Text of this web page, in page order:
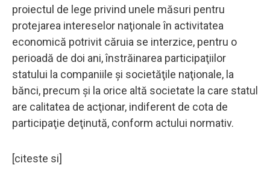
proiectul de lege privind unele măsuri pentru
protejarea intereselor naţionale în activitatea
economică potrivit căruia se interzice, pentru o
perioadă de doi ani, înstrăinarea participaţiilor
statului la companiile şi societăţile naţionale, la
bănci, precum şi la orice altă societate la care statul
are calitatea de acţionar, indiferent de cota de
participaţie deţinută, conform actului normativ.
[citeste si]